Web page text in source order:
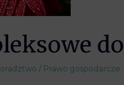
/ Prawo gospodarcze